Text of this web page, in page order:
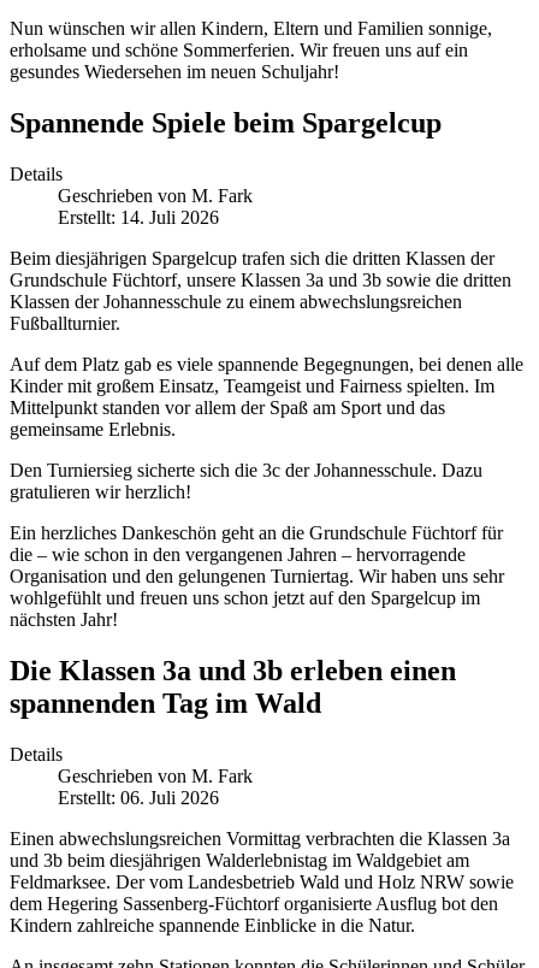
Nun wünschen wir allen Kindern, Eltern und Familien sonnige,
erholsame und schöne Sommerferien. Wir freuen uns auf ein
gesundes Wiedersehen im neuen Schuljahr!
Spannende Spiele beim Spargelcup
Details
Geschrieben von M. Fark
Erstellt: 14. Juli 2026
Beim diesjährigen Spargelcup trafen sich die dritten Klassen der
Grundschule Füchtorf, unsere Klassen 3a und 3b sowie die dritten
Klassen der Johannesschule zu einem abwechslungsreichen
Fußballturnier.
Auf dem Platz gab es viele spannende Begegnungen, bei denen alle
Kinder mit großem Einsatz, Teamgeist und Fairness spielten. Im
Mittelpunkt standen vor allem der Spaß am Sport und das
gemeinsame Erlebnis.
Den Turniersieg sicherte sich die 3c der Johannesschule. Dazu
gratulieren wir herzlich!
Ein herzliches Dankeschön geht an die Grundschule Füchtorf für
die – wie schon in den vergangenen Jahren – hervorragende
Organisation und den gelungenen Turniertag. Wir haben uns sehr
wohlgefühlt und freuen uns schon jetzt auf den Spargelcup im
nächsten Jahr!
Die Klassen 3a und 3b erleben einen
spannenden Tag im Wald
Details
Geschrieben von M. Fark
Erstellt: 06. Juli 2026
Einen abwechslungsreichen Vormittag verbrachten die Klassen 3a
und 3b beim diesjährigen Walderlebnistag im Waldgebiet am
Feldmarksee. Der vom Landesbetrieb Wald und Holz NRW sowie
dem Hegering Sassenberg-Füchtorf organisierte Ausflug bot den
Kindern zahlreiche spannende Einblicke in die Natur.